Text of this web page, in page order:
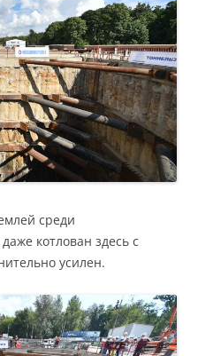
среди
котлован здесь с
усилен.